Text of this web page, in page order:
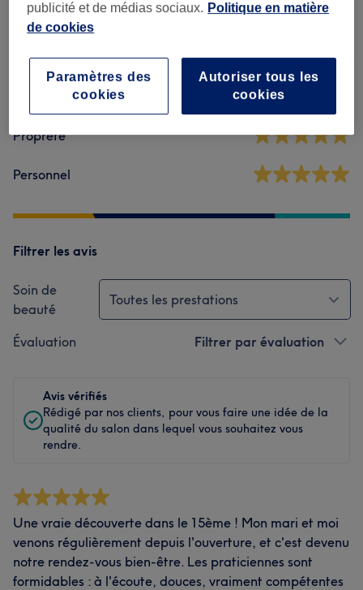
4,9 10 avis
Ambiance
Propreté
Personnel
Filtrer les avis
Soin de
beauté
Toutes les prestations
Évaluation Filtrer par évaluation
Avis vérifiés
Rédigé par nos clients, pour vous faire une idée de la
qualité du salon dans lequel vous souhaitez vous
rendre.
Une vraie découverte dans le 15ème ! Mon mari et moi
venons régulièrement depuis l'ouverture, et c'est devenu
notre rendez-vous bien-être. Les praticiennes sont
formidables : à l'écoute, douces, vraiment compétentes
publicité et de médias sociaux. Politique en matière
de cookies
Autoriser tous les
cookies
Paramètres des
cookies